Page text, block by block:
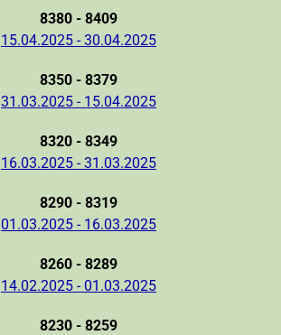
8380 - 8409
15.04.2025 - 30.04.2025
8350 - 8379
31.03.2025 - 15.04.2025
8320 - 8349
16.03.2025 - 31.03.2025
8290 - 8319
01.03.2025 - 16.03.2025
8260 - 8289
14.02.2025 - 01.03.2025
8230 - 8259